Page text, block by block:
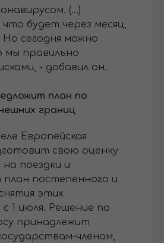
(...)
будет через месяц,
сегодня можно
мы правильно
- добавил он.
план по
границ
Европейская
свою оценку
на поездки и
постепенного и
этих
с 1 июля. Решение по
принадлежит
членам,